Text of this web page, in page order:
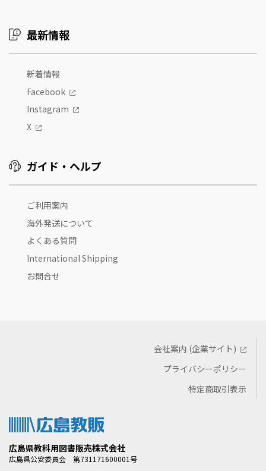
最新情報
新着情報
Facebook
Instagram
X
ガイド・ヘルプ
ご利用案内
海外発送について
よくある質問
International Shipping
お問合せ
広島県教科用図書販売株式会社
広島県公安委員会 第731171600001号
会社案内 (企業サイト)
プライバシーポリシー
特定商取引表示